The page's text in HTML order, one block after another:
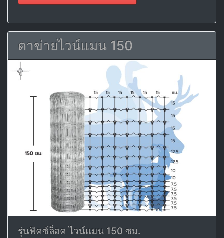
ตาข่ายไวน์แมน 150
รุ่นฟิคซ์ล็อค ไวน์แมน 150 ซม.